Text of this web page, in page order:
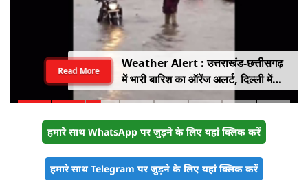
Weather Alert : उत्तराखंड-छत्तीसगढ़
में भारी बारिश का ऑरेंज अलर्ट, दिल्ली में
हल्की बारिश, जानें IMD का ताजा अपडेट
Read More
हमारे साथ WhatsApp पर जुड़ने के लिए यहां क्लिक करें
हमारे साथ Telegram पर जुड़ने के लिए यहां क्लिक करें